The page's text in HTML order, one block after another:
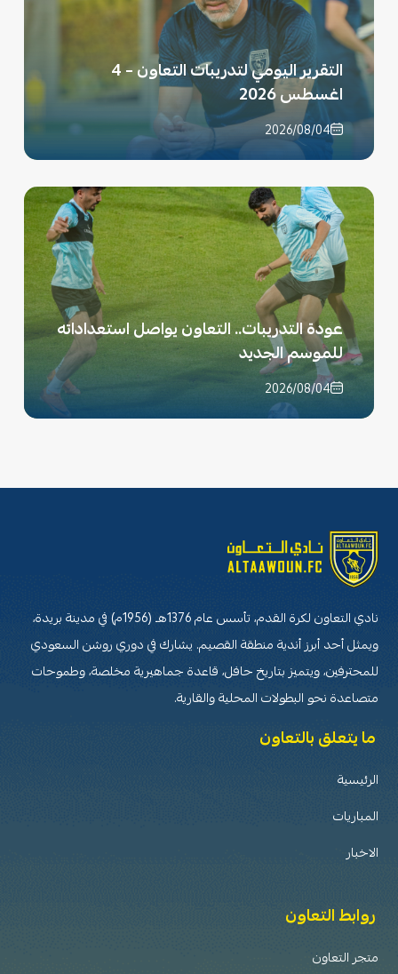
التقرير اليومي لتدريبات التعاون – 4
اغسطس 2026
2026/08/04
عودة التدريبات.. التعاون يواصل استعداداته
للموسم الجديد
2026/08/04
نادي التعاون لكرة القدم، تأسس عام 1376هـ (1956م) في مدينة بريدة،
ويمثل أحد أبرز أندية منطقة القصيم. يشارك في دوري روشن السعودي
للمحترفين، ويتميز بتاريخ حافل، قاعدة جماهيرية مخلصة، وطموحات
متصاعدة نحو البطولات المحلية والقارية.
ما يتعلق بالتعاون
الرئيسية
المباريات
الاخبار
روابط التعاون
متجر التعاون